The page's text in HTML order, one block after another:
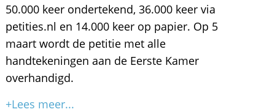
50.000 keer ondertekend, 36.000 keer via
petities.nl en 14.000 keer op papier. Op 5
maart wordt de petitie met alle
handtekeningen aan de Eerste Kamer
overhandigd.
+Lees meer...